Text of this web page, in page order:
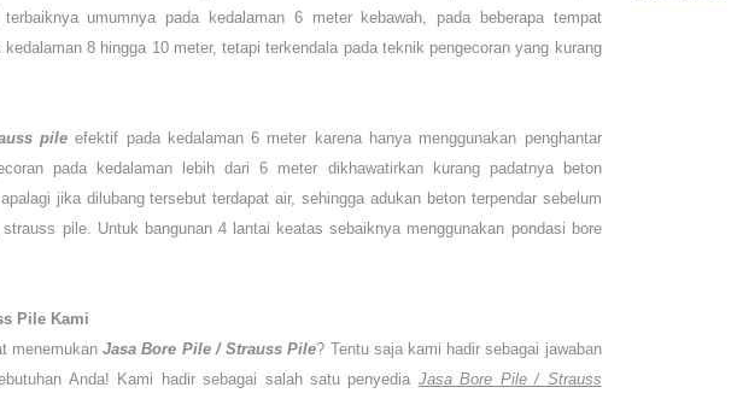
terbaiknya umumnya pada kedalaman 6 meter kebawah, pada beberapa tempat
8 hingga 10 meter, tetapi terkendala pada teknik pengecoran yang kurang
pileefektif pada kedalaman 6 meter karena hanya menggunakan penghantar
pada kedalaman lebih dari 6 meter dikhawatirkan kurang padatnya beton
jika dilubang tersebut terdapat air, sehingga adukan beton terpendar sebelum
pile. Untuk bangunan 4 lantai keatas sebaiknya menggunakan pondasi bore
Pile Kami
menemukanJasa Bore Pile / Strauss Pile? Tentu saja kami hadir sebagai jawaban
Anda! Kami hadir sebagai salah satu penyedia Jasa Bore Pile / Strauss